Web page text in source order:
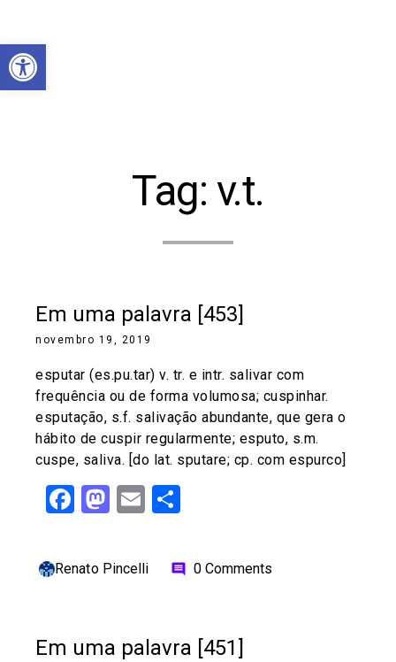
Abrir a barra de ferramentas
Tag: v.t.
Em uma palavra [453]
novembro 19, 2019
esputar (es.pu.tar) v. tr. e intr. salivar com
frequência ou de forma volumosa; cuspinhar.
esputação, s.f. salivação abundante, que gera o
hábito de cuspir regularmente; esputo, s.m.
cuspe, saliva. [do lat. sputare; cp. com espurco]
Facebook
Mastodon
Email
Renato Pincelli comment 0 Comments
Em uma palavra [451]